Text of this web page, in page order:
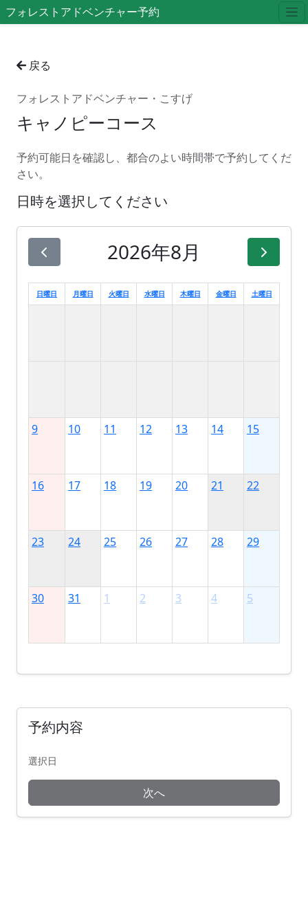
フォレストアドベンチャー予約
戻る
フォレストアドベンチャー・こすげ
キャノピーコース
予約可能日を確認し、都合のよい時間帯で予約してくだ
さい。
日時を選択してください
2026年8月
日曜日 月曜日 火曜日 水曜日 木曜日 金曜日 土曜日
9 10 11 12 13 14 15
16 17 18 19 20 21 22
23 24 25 26 27 28 29
30 31 1 2 3 4 5
予約内容
選択日
次へ